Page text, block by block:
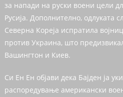
за напади на руски воени цели
Русија. Дополнително, одлуката
Северна Кореја испратила
против Украина, што
Вашингтон и Киев.
Си Ен Ен објави дека Бајден ја
распоредување американски